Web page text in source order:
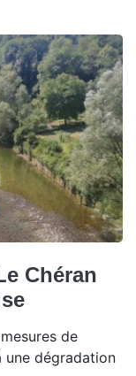
Chéran
de
une dégradation